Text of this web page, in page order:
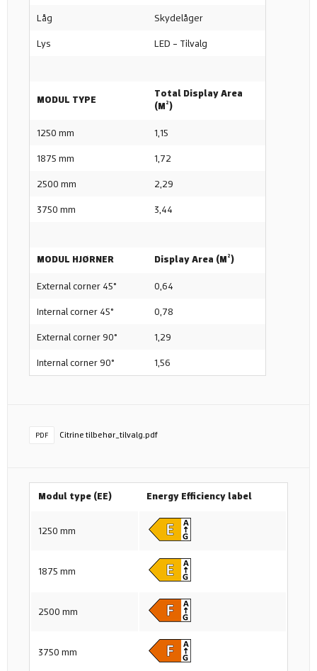
Låg
Skydelåger
Lys
LED - Tilvalg
MODUL TYPE
Total Display Area
(M²)
1250 mm
1,15
1875 mm
1,72
2500 mm
2,29
3750 mm
3,44
MODUL HJØRNER Display Area (M²)
External corner 45°
0,64
Internal corner 45°
0,78
External corner 90°
1,29
Internal corner 90°
1,56
PDF Citrine tilbehør_tilvalg.pdf
Modul type (EE) Energy Efficiency label
1250 mm
1875 mm
2500 mm
3750 mm